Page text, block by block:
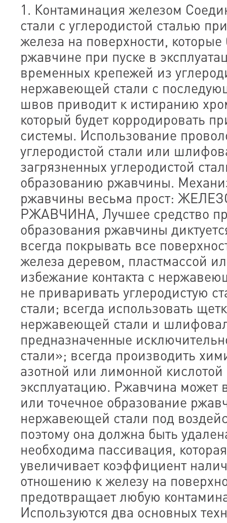
1. Контаминация железом
стали с углеродистой сталью
железа на поверхности,
ржавчине при пуске в
временных крепежей из
нержавеющей стали с
швов приводит к истиранию
который будет корродировать
системы. Использование
углеродистой стали или
загрязненных углеродистой
образованию ржавчины.
ржавчины весьма прост:
РЖАВЧИНА, Лучшее средство
образования ржавчины
всегда покрывать все
железа деревом, пластмассой
избежание контакта с
не приваривать углеродистую
стали; всегда использовать
нержавеющей стали и
предназначенные
стали»; всегда производить
азотной или лимонной
эксплуатацию. Ржавчина может
или точечное образование
нержавеющей стали под
поэтому она должна быть
необходима пассивация,
увеличивает коэффициент
отношению к железу на
предотвращает любую
Используются два основных